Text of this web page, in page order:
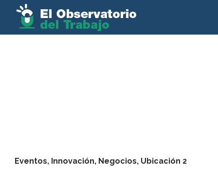
Eventos, Innovación, Negocios, Ubicación 2